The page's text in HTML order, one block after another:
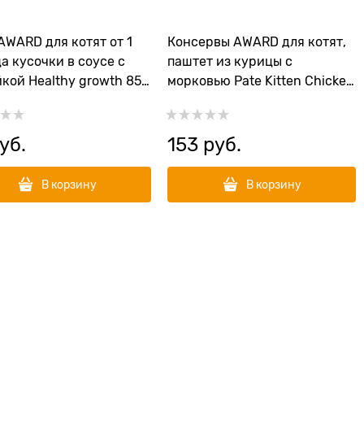
для котят от 1
кусочки в соусе с
Healthy growth 85
В корзину
Консервы AWARD для котят,
паштет из курицы с
морковью Pate Kitten Chicken
153 руб.
В корзину